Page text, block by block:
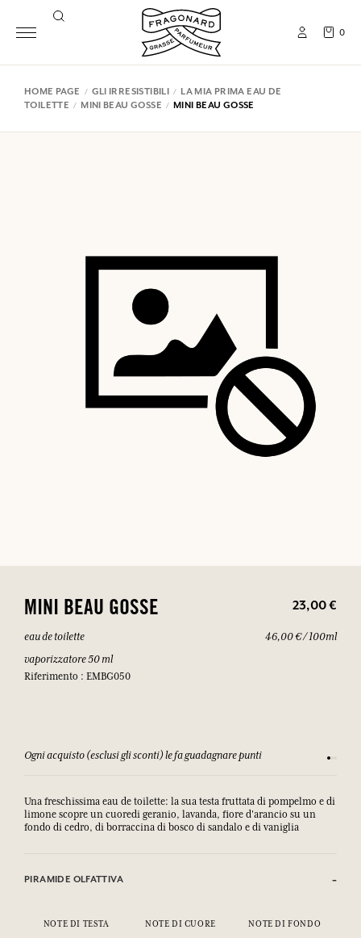
0
HOME PAGE GLI IRRESISTIBILI
LA MIA PRIMA EAU DE
TOILETTE
MINI BEAU GOSSE MINI BEAU GOSSE
MINI BEAU GOSSE 23,00 €
eau de toilette
vaporizzatore 50 ml
Riferimento : EMBG050
46,00 € / 100ml
Ogni acquisto (esclusi gli sconti) le fa guadagnare punti
Una freschissima eau de toilette: la sua testa fruttata di pompelmo e di
limone scopre un cuoredi geranio, lavanda, fiore d'arancio su un
fondo di cedro, di borraccina di bosco di sandalo e di vaniglia
PIRAMIDE OLFATTIVA
NOTE DI TESTA NOTE DI CUORE NOTE DI FONDO